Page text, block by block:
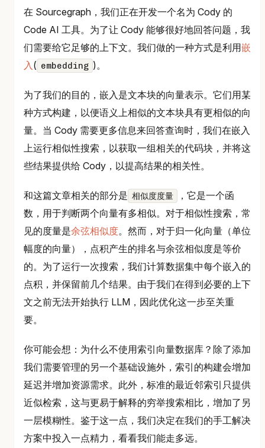
在 Sourcegraph，我们正在开发一个名为 Cody 的
Code AI 工具。为了让 Cody 能够很好地回答问题，我
们需要给它足够的上下文。我们做的一种方式是利用嵌
入 ( embedding )。
为了我们的目的，嵌入是文本块的向量表示。它们用某
种方式构建，以便语义上相似的文本块具有更相似的向
量。当 Cody 需要更多信息来回答查询时，我们在嵌入
上运行相似性搜索，以获取一组相关的代码块，并将这
些结果提供给 Cody，以提高结果的相关性。
和这篇文章相关的部分是 相似度度量
，它是一个函
数，用于判断两个向量有多相似。对于相似性搜索，常
见的度量是余弦相似度。然而，对于归一化向量（单位
幅度的向量），点积产生的排名与余弦相似度是等价
的。为了运行一次搜索，我们计算数据集中每个嵌入的
点积，并保留前几个结果。由于我们在得到必要的上下
文之前无法开始执行 LLM，因此优化这一步至关重
要。
你可能会想：为什么不使用索引向量数据库？除了添加
我们需要管理的另一个基础设施外，索引的构建会增加
延迟并增加资源需求。此外，标准的最近邻索引只提供
近似检索，这与更易于解释的穷举搜索相比，增加了另
一层模糊性。鉴于这一点，我们决定在我们的手工解决
方案中投入一点精力，看看我们能走多远。